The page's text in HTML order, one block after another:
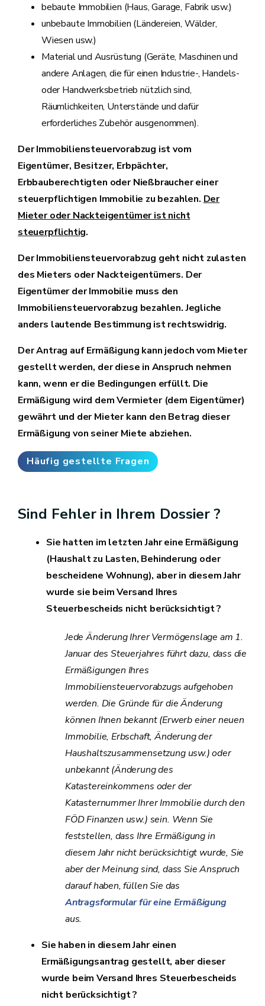
bebaute Immobilien (Haus, Garage, Fabrik usw.)
unbebaute Immobilien (Ländereien, Wälder,
Wiesen usw.)
Material und Ausrüstung (Geräte, Maschinen und
andere Anlagen, die für einen Industrie-, Handels-
oder Handwerksbetrieb nützlich sind,
Räumlichkeiten, Unterstände und dafür
erforderliches Zubehör ausgenommen).
Der Immobiliensteuervorabzug ist vom
Eigentümer, Besitzer, Erbpächter,
Erbbauberechtigten oder Nießbraucher einer
steuerpflichtigen Immobilie zu bezahlen. Der
Mieter oder Nackteigentümer ist nicht
steuerpflichtig.
Der Immobiliensteuervorabzug geht nicht zulasten
des Mieters oder Nackteigentümers. Der
Eigentümer der Immobilie muss den
Immobiliensteuervorabzug bezahlen. Jegliche
anders lautende Bestimmung ist rechtswidrig.
Der Antrag auf Ermäßigung kann jedoch vom Mieter
gestellt werden, der diese in Anspruch nehmen
kann, wenn er die Bedingungen erfüllt. Die
Ermäßigung wird dem Vermieter (dem Eigentümer)
gewährt und der Mieter kann den Betrag dieser
Ermäßigung von seiner Miete abziehen.
Häufig gestellte Fragen
Sind Fehler in Ihrem Dossier ?
Sie hatten im letzten Jahr eine Ermäßigung
(Haushalt zu Lasten, Behinderung oder
bescheidene Wohnung), aber in diesem Jahr
wurde sie beim Versand Ihres
Steuerbescheids nicht berücksichtigt ?
Jede Änderung Ihrer Vermögenslage am 1.
Januar des Steuerjahres führt dazu, dass die
Ermäßigungen Ihres
Immobiliensteuervorabzugs aufgehoben
werden. Die Gründe für die Änderung
können Ihnen bekannt (Erwerb einer neuen
Immobilie, Erbschaft, Änderung der
Haushaltszusammensetzung usw.) oder
unbekannt (Änderung des
Katastereinkommens oder der
Katasternummer Ihrer Immobilie durch den
FÖD Finanzen usw.) sein. Wenn Sie
feststellen, dass Ihre Ermäßigung in
diesem Jahr nicht berücksichtigt wurde, Sie
aber der Meinung sind, dass Sie Anspruch
darauf haben, füllen Sie das
Antragsformular für eine Ermäßigung
aus.
Sie haben in diesem Jahr einen
Ermäßigungsantrag gestellt, aber dieser
wurde beim Versand Ihres Steuerbescheids
nicht berücksichtigt ?